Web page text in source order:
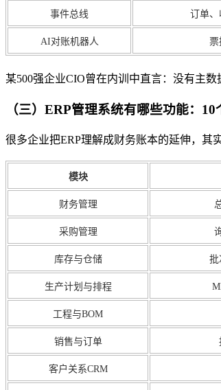
事件总线 订单、
AI对账机器人 票
某500强企业CIO曾在内训中直言：没有主
（三）ERP管理系统有哪些功能：
很多企业把ERP理解成财务账本的延伸，其
模块
财务管理
采购管理
库存与仓储 批
生产计划与排程
工程与BOM
销售与订单
客户关系CRM